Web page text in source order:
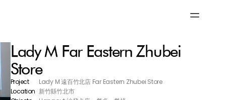
Lady M Far Eastern Zhubei
Store
Project
Lady M 遠百竹北店 Far Eastern Zhubei Store
Location 新竹縣竹北市